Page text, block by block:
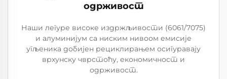
одрживост
Наши легуре високе издржљивости (6061/7075)
и алуминијум са ниским нивоом емисије
угљеника добијен рециклирањем осигуравају
врхунску чврстоћу, економичност и
одрживост.